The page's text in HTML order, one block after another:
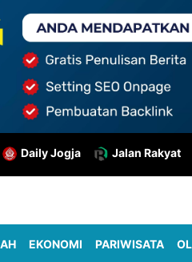
Daily Jogja Jalan Rakyat
EKONOMI PARIWISATA